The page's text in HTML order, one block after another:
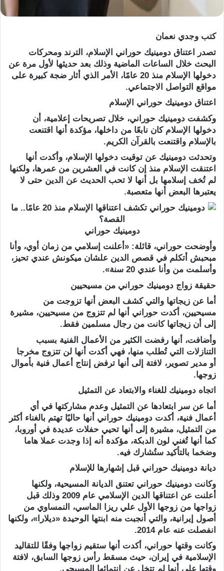
كتب وجدي نعمان
تصدر اعتناق دومينيك حوراني الإسلام، الترند ومحركات
البحث خلال الساعات الماضية وذلك بعد حديثها لأول مرة عن
دخولها الإسلام منذ 20 عامًا، الأمر الذي أثار ضجة كبيرة على
مواقع التواصل الاجتماعي.
اعتناق دومينيك حوراني الإسلام
وكشفت دومينيك حوراني، خلال تصريحات إعلامية، أن
دخولها الإسلام كان نابعًا من داخلها، مؤكدة أنها اقتنعت
بالإسلام واقتنعت بالقرآن الكريم.
وتحدثت دومينيك عن توقيت دخولها الإسلام، وأكدت أنها
اعتنقت الإسلام منذ إن كانت في العشرين من عمرها، ولكنها
لم تُخف إسلامها بل أنها لا تحب الحديث عن الدين حتى لا
يعتبرها البعض أنها متعصبة.
دومينيك حوراني
وأوضحت حوراني، قائلة: «أعلنت إسلامي من زمان أوي، وأنا
مبحبش أتكلم في قصص الدين علشان ميكونش عندي تحيز،
وأسلمت من وأنا عندي 20 سنة».
حقيقة زواج دومينيك حوراني من مسيحيين
أما عن زيجاتها والتي كشف البعض أنها تزوجت من
مسيحيين، أكدت حوراني أنها لم تتزوج من مسيحيين، مشيرة
إلى أن زيجاتها كانت من رجال مسلمين فقط.
وأضافت، أنها رفضت الكثير من الأعمال الفنية بسبب
التنازلات التي تُطلب منها، فهي أكدت أنها لن تتزوج مخرجا
أو مدير تصوير، لافتة إلى أنها ترفض إنتاج أعمال فنية بأموال
زوجها.
اتجاه دومينيك للغناء والابتعاد عن التمثيل
أما عن سر ابتعادها عن التمثيل وعدم مشاركتها في أي
أعمال فنية، أكدت دومينيك حوراني أنها حاليًا تهتم بالغناء أكثر
من التمثيل، مشيرة إلى أنها تحيي حفلات عديدة في أوروبا،
كما أنها تُغني لون الدبكة، مؤكدة أنه إذا وجدت عملا هاما
وضخما بالتأكيد ستُشارك فيه.
ديانة دومينيك حوراني قبل إشهارها للإسلام
وكانت دومينيك حوراني تعتنق الديانة المسيحية، ولكنها
أعلنت عن اعتناقها الدين الإسلامي عام 2009 وذلك قبل
زواجها من زوجها الأول علي ريزا الماسي، النمساوي من
أصول إيرانية، والتي أنجبت منه ابنتها الوحيدة «ديلارا»، ولكنها
انفصلت عنه عام 2014.
وكانت وقتها حوراني، أكدت أنها ستقيم زواجها وفقًا للتقاليد
الإسلامية في إيران، حيث مسقط رأس زوجها السابق، لافتة
وقتها على أنها لم تتخل عن انتمائها المسيحي.